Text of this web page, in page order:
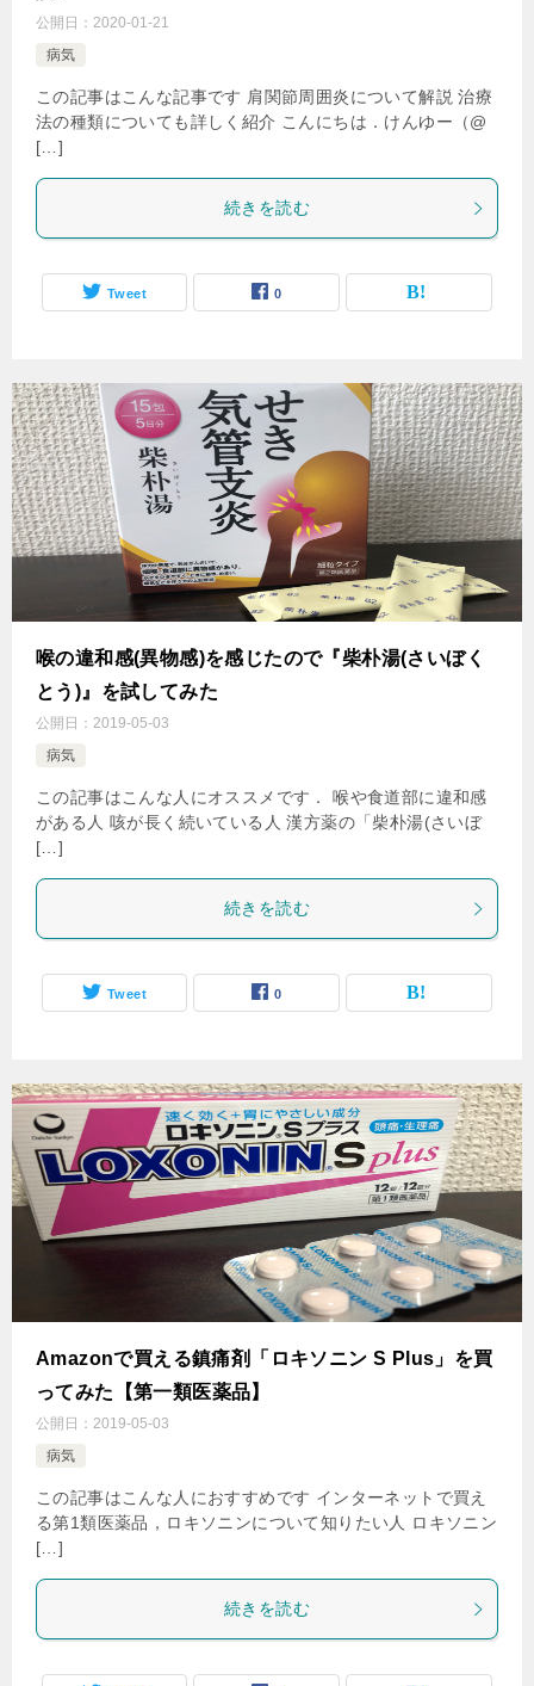
公開日： 2020-01-21
病気
この記事はこんな記事です 肩関節周囲炎について解説 治療
法の種類についても詳しく紹介 こんにちは．けんゆー（@
[…]
続きを読む
Tweet 0
喉の違和感(異物感)を感じたので『柴朴湯(さいぼく
とう)』を試してみた
公開日： 2019-05-03
病気
この記事はこんな人にオススメです． 喉や食道部に違和感
がある人 咳が長く続いている人 漢方薬の「柴朴湯(さいぼ
[…]
続きを読む
Tweet 0
Amazonで買える鎮痛剤「ロキソニン S Plus」を買
ってみた【第一類医薬品】
公開日： 2019-05-03
病気
この記事はこんな人におすすめです インターネットで買え
る第1類医薬品，ロキソニンについて知りたい人 ロキソニン
[…]
続きを読む